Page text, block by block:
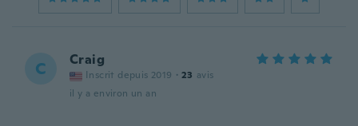
C Craig
Inscrit depuis 2019 · 23 avis
il y a environ un an